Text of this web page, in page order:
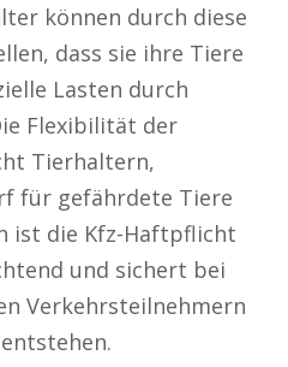
können durch diese
dass sie ihre Tiere
Lasten durch
Flexibilität der
Tierhaltern,
für gefährdete Tiere
ist die Kfz-Haftpflicht
und sichert bei
Verkehrsteilnehmern